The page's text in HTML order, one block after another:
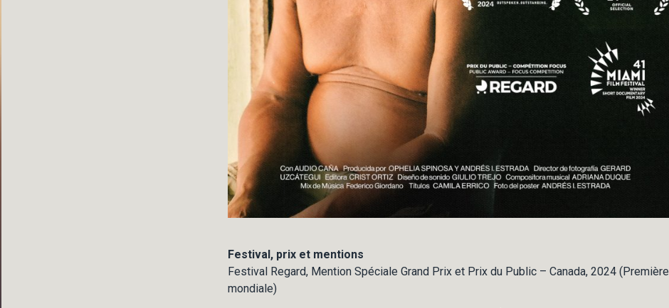
Festival, prix et mentions
Festival Regard, Mention Spéciale Grand Prix et Prix du Public – Canada, 2024 (Première
mondiale)